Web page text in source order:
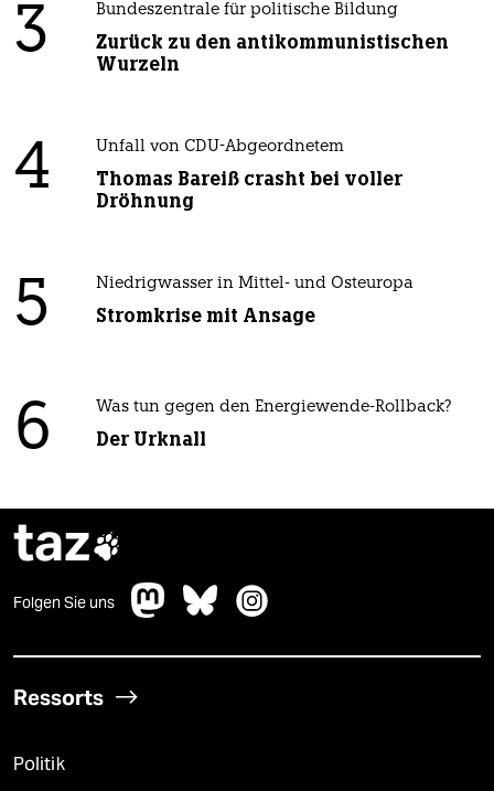
3 Bundeszentrale für politische Bildung
Zurück zu den antikommunistischen
Wurzeln
4 Unfall von CDU-Abgeordnetem
Thomas Bareiß crasht bei voller
Dröhnung
5 Niedrigwasser in Mittel- und Osteuropa
Stromkrise mit Ansage
6 Was tun gegen den Energiewende-Rollback?
Der Urknall
taz
Folgen Sie uns
Ressorts
Politik